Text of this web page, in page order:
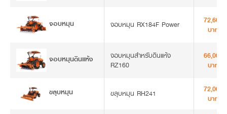
จอบหมุน จอบหมุน RX184F Power
72,600
บาท
จอบหมุนดินแห้ง
จอบหมุนสำหรับดินแห้ง
RZ160
66,000
บาท
ขลุบหมุน ขลุบหมุน RH241
72,000
บาท